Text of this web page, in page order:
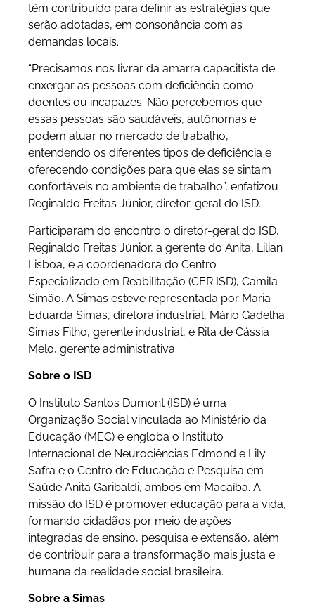
têm contribuído para definir as estratégias que
serão adotadas, em consonância com as
demandas locais.
“Precisamos nos livrar da amarra capacitista de
enxergar as pessoas com deficiência como
doentes ou incapazes. Não percebemos que
essas pessoas são saudáveis, autônomas e
podem atuar no mercado de trabalho,
entendendo os diferentes tipos de deficiência e
oferecendo condições para que elas se sintam
confortáveis no ambiente de trabalho”, enfatizou
Reginaldo Freitas Júnior, diretor-geral do ISD.
Participaram do encontro o diretor-geral do ISD,
Reginaldo Freitas Júnior, a gerente do Anita, Lilian
Lisboa, e a coordenadora do Centro
Especializado em Reabilitação (CER ISD), Camila
Simão. A Simas esteve representada por Maria
Eduarda Simas, diretora industrial, Mário Gadelha
Simas Filho, gerente industrial, e Rita de Cássia
Melo, gerente administrativa.
Sobre o ISD
O Instituto Santos Dumont (ISD) é uma
Organização Social vinculada ao Ministério da
Educação (MEC) e engloba o Instituto
Internacional de Neurociências Edmond e Lily
Safra e o Centro de Educação e Pesquisa em
Saúde Anita Garibaldi, ambos em Macaíba. A
missão do ISD é promover educação para a vida,
formando cidadãos por meio de ações
integradas de ensino, pesquisa e extensão, além
de contribuir para a transformação mais justa e
humana da realidade social brasileira.
Sobre a Simas